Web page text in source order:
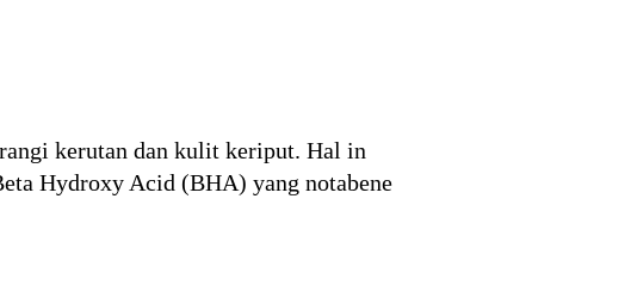
kerutan dan kulit keriput. Hal in
Hydroxy Acid (BHA) yang notabene